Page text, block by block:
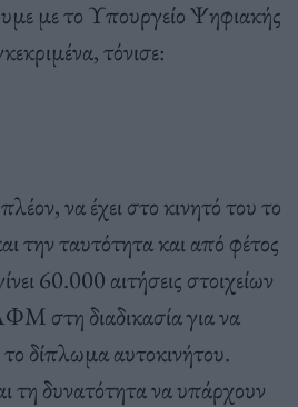
με το Υπουργείο Ψηφιακής
τόνισε:
να έχει στο κινητό του το
την ταυτότητα και από φέτος
60.000 αιτήσεις στοιχείων
στη διαδικασία για να
δίπλωμα αυτοκινήτου.
τη δυνατότητα να υπάρχουν